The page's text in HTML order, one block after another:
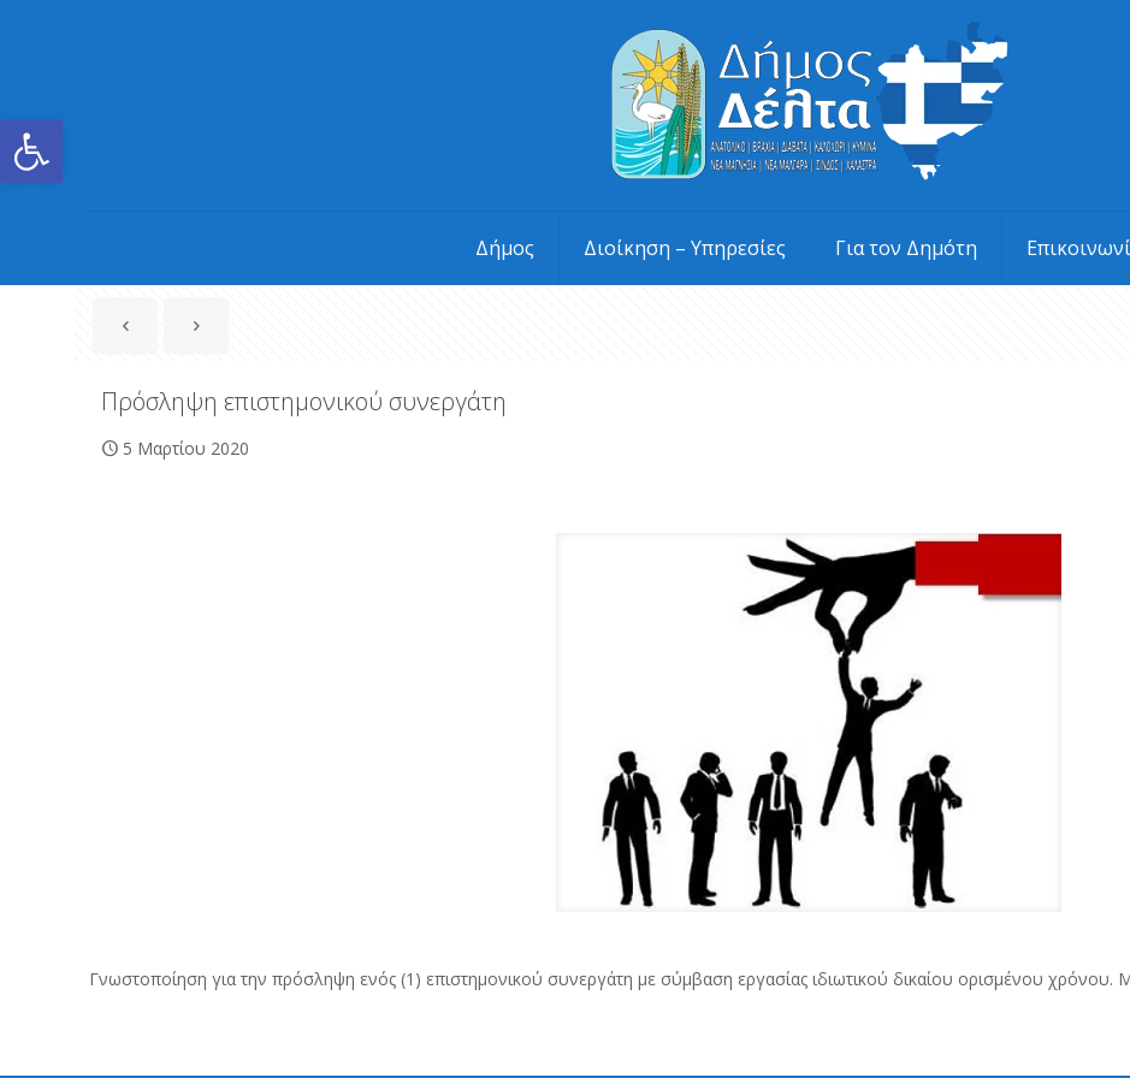
Ανοίξτε τη γραμμή εργαλείων
Δήμος Διοίκηση – Υπηρεσίες Για τον Δημότη
Πρόσληψη επιστημονικού συνεργάτη
5 Μαρτίου 2020
Γνωστοποίηση για την πρόσληψη ενός (1) επιστημονικού συνεργάτη με σύμβαση εργασίας ιδιωτικού δικαίου ορισμένου χρόνου.